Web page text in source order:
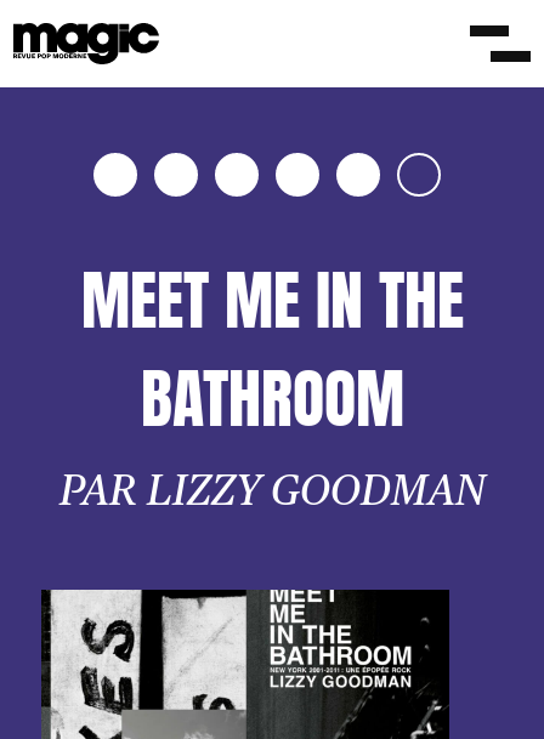
MEET ME IN THE
BATHROOM
PAR LIZZY GOODMAN